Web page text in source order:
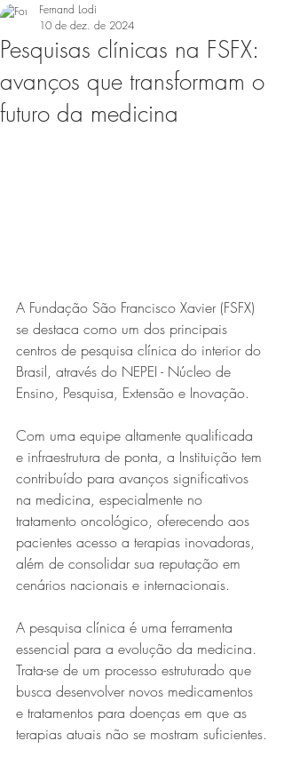
Pesquisas clínicas na FSFX:
avanços que transformam o
futuro da medicina
Fernand Lodi
10 de dez. de 2024
A Fundação São Francisco Xavier (FSFX)
se destaca como um dos principais
centros de pesquisa clínica do interior do
Brasil, através do NEPEI - Núcleo de
Ensino, Pesquisa, Extensão e Inovação.
Com uma equipe altamente qualificada
e infraestrutura de ponta, a Instituição tem
contribuído para avanços significativos
na medicina, especialmente no
tratamento oncológico, oferecendo aos
pacientes acesso a terapias inovadoras,
além de consolidar sua reputação em
cenários nacionais e internacionais.
A pesquisa clínica é uma ferramenta
essencial para a evolução da medicina.
Trata-se de um processo estruturado que
busca desenvolver novos medicamentos
e tratamentos para doenças em que as
terapias atuais não se mostram suficientes.